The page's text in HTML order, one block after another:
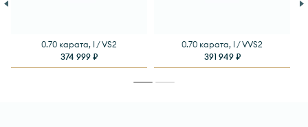
0.70 карата, I / VS2
374 999 ₽
0.70 карата, I / VVS2
391 949 ₽